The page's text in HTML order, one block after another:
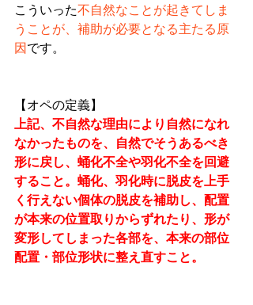
こういった不自然なことが起きてしま
うことが、補助が必要となる主たる原
因です。
【オペの定義】
上記、不自然な理由により自然になれ
なかったものを、自然でそうあるべき
形に戻し、蛹化不全や羽化不全を回避
すること。蛹化、羽化時に脱皮を上手
く行えない個体の脱皮を補助し、配置
が本来の位置取りからずれたり、形が
変形してしまった各部を、本来の部位
配置・部位形状に整え直すこと。